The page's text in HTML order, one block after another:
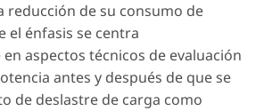
reducción de su consumo de
el énfasis se centra
aspectos técnicos de evaluación
antes y después de que se
de deslastre de carga como